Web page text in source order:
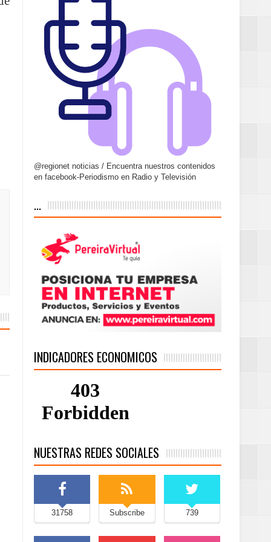
@regionet noticias / Encuentra nuestros contenidos
en facebook-Periodismo en Radio y Televisión
...
INDICADORES ECONOMICOS
NUESTRAS REDES SOCIALES
31758 Subscribe 739